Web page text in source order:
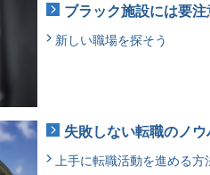
ブラック施設には要
新しい職場を探そう
失敗しない転職のノ
上手に転職活動を進める方